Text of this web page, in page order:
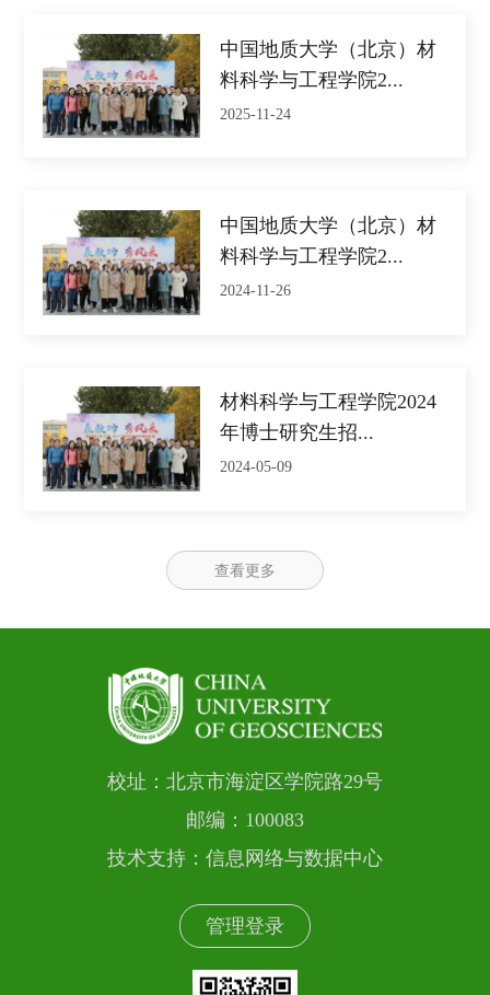
中国地质大学（北京）材
料科学与工程学院2...
2025-11-24
中国地质大学（北京）材
料科学与工程学院2...
2024-11-26
材料科学与工程学院2024
年博士研究生招...
2024-05-09
查看更多
校址：北京市海淀区学院路29号
邮编：100083
技术支持：信息网络与数据中心
管理登录